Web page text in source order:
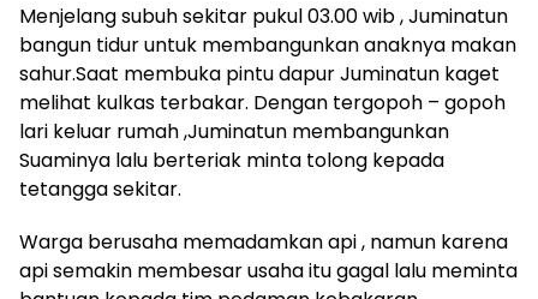
Menjelang subuh sekitar pukul 03.00 wib , Juminatun
bangun tidur untuk membangunkan anaknya makan
sahur.Saat membuka pintu dapur Juminatun kaget
melihat kulkas terbakar. Dengan tergopoh – gopoh
lari keluar rumah ,Juminatun membangunkan
Suaminya lalu berteriak minta tolong kepada
tetangga sekitar.
Warga berusaha memadamkan api , namun karena
api semakin membesar usaha itu gagal lalu meminta